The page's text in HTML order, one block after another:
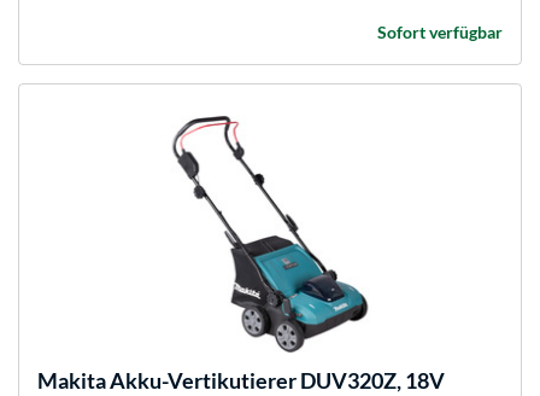
Sofort verfügbar
MakitaAkku-Vertikutierer DUV320Z, 18V